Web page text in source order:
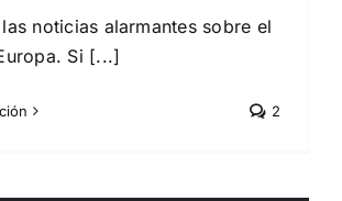
noticias alarmantes sobre el
Si [...]
2